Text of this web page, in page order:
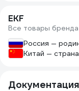
EKF
Все товары бренда
Россия —
Китай —
Документация